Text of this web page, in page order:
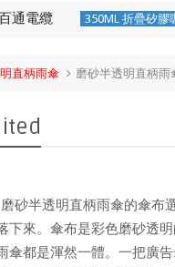
350ML 折疊矽膠咖啡杯
直柄雨傘 磨砂半透明直柄雨
砂半透明直柄雨傘的傘布
來。傘布是彩色磨砂透
都是渾然一體。一把廣